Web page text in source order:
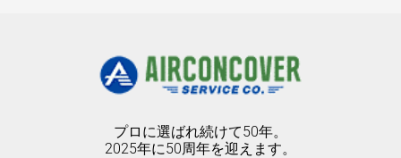
プロに選ばれ続けて50年。
2025年に50周年を迎えます。